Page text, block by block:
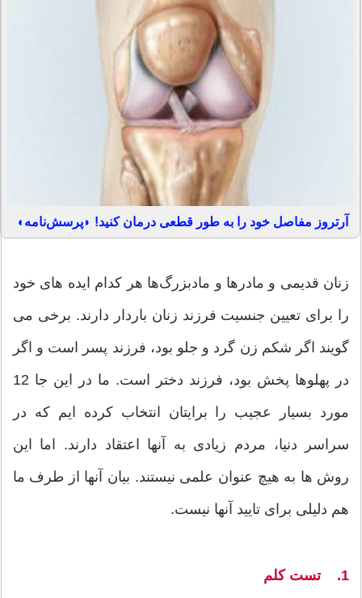
آرتروز مفاصل خود را به طور قطعی درمان کنید! ◗پرسش‌نامه◖
زنان قدیمی و مادرها و مادبزرگ‌ها هر کدام ایده های خود
را برای تعیین جنسیت فرزند زنان باردار دارند. برخی می
گویند اگر شکم زن گرد و جلو بود، فرزند پسر است و اگر
در پهلوها پخش بود، فرزند دختر است. ما در این جا 12
مورد بسیار عجیب را برایتان انتخاب کرده ایم که در
سراسر دنیا، مردم زیادی به آنها اعتقاد دارند. اما این
روش ها به هیچ عنوان علمی نیستند. بیان آنها از طرف ما
هم دلیلی برای تایید آنها نیست.
1. تست کلم